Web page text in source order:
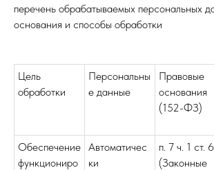
перечень обрабатываемых персональных
основания и способы обработки
Цель
обработки
Персональны
е данные
Правовые
основания
(152-ФЗ)
Обеспечение
функциониро
Автоматичес
ки
п. 7 ч. 1 ст. 6
(Законные